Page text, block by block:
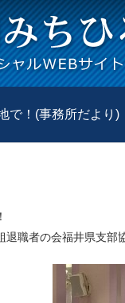
で！(事務所だより)
退職者の会福井県支部